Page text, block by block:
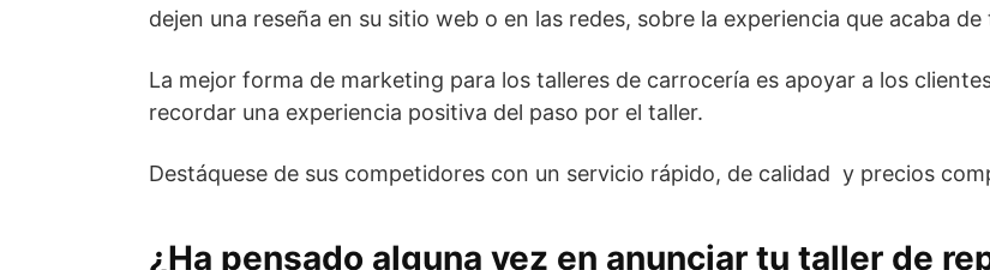
dejen una reseña en su sitio web o en las redes, sobre la experiencia que acaba
La mejor forma de marketing para los talleres de carrocería es apoyar a los
recordar una experiencia positiva del paso por el taller.
Destáquese de sus competidores con un servicio rápido, de calidad y precios
¿Ha pensado alguna vez en anunciar tu taller de